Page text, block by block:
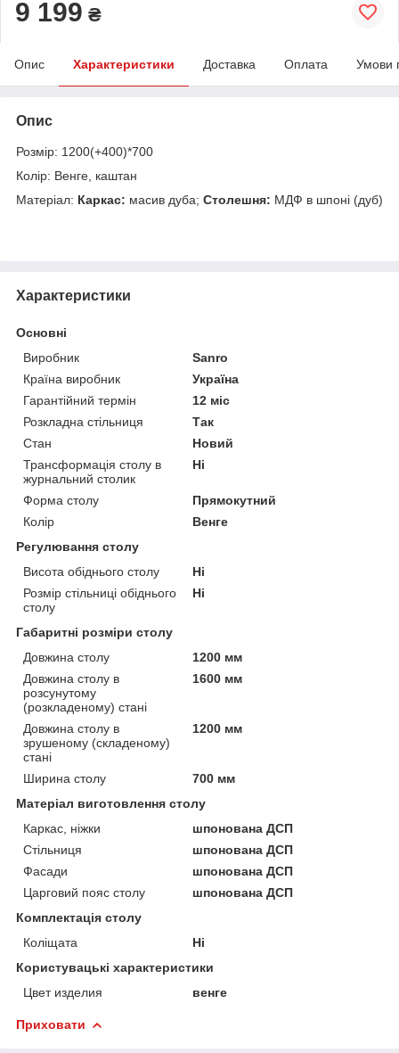
9 199 ₴
Опис Характеристики Доставка Оплата Умови
Опис
Розмір: 1200(+400)*700
Колір: Венге, каштан
Матеріал: Каркас: масив дуба; Столешня: МДФ в шпоні (дуб)
Характеристики
Основні
Виробник
Sanro
Країна виробник
Україна
Гарантійний термін
12 міс
Розкладна стільниця
Так
Стан
Новий
Трансформація столу в
журнальний столик
Ні
Форма столу
Прямокутний
Колір
Венге
Регулювання столу
Висота обіднього столу
Ні
Розмір стільниці обіднього
столу
Ні
Габаритні розміри столу
Довжина столу
1200 мм
Довжина столу в
розсунутому
(розкладеному) стані
1600 мм
Довжина столу в
зрушеному (складеному)
стані
1200 мм
Ширина столу
700 мм
Матеріал виготовлення столу
Каркас, ніжки
шпонована ДСП
Стільниця
шпонована ДСП
Фасади
шпонована ДСП
Царговий пояс столу
шпонована ДСП
Комплектація столу
Коліщата
Ні
Користувацькі характеристики
Цвет изделия
венге
Приховати